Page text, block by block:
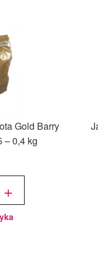
Gold Barry
– 0,4 kg
+